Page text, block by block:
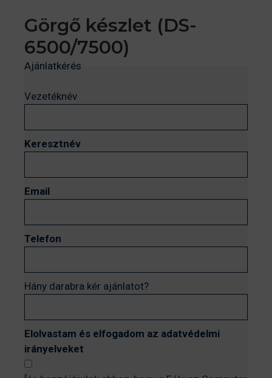
Görgő készlet (DS-
6500/7500)
Ajánlatkérés
Vezetéknév
Keresztnév
Email
Telefon
Hány darabra kér ajánlatot?
Elolvastam és elfogadom az adatvédelmi
irányelveket